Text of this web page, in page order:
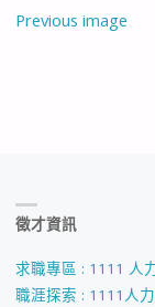
Previous image
徵才資訊
求職專區 : 1111 人
職涯探索 : 1111人